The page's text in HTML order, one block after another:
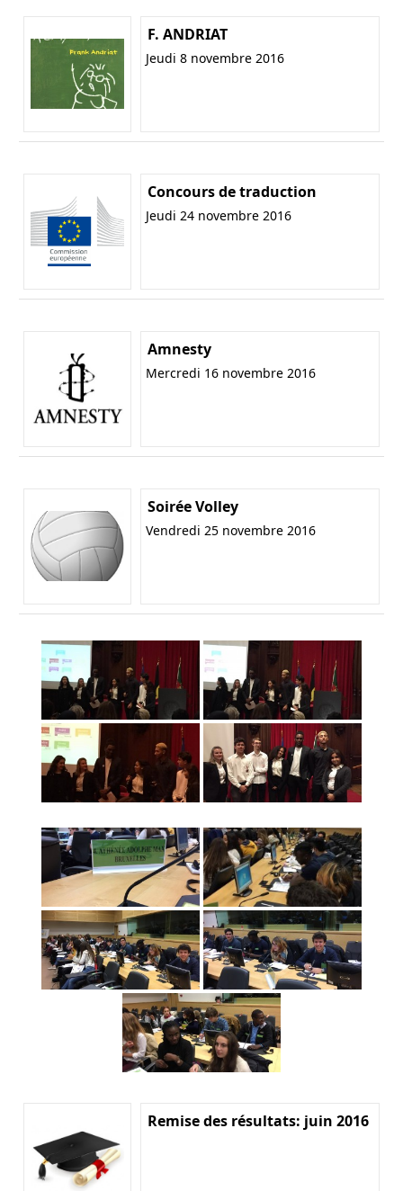
F. ANDRIAT
Jeudi 8 novembre 2016
Concours de traduction
Jeudi 24 novembre 2016
Amnesty
Mercredi 16 novembre 2016
Soirée Volley
Vendredi 25 novembre 2016
Remise des résultats: juin 2016